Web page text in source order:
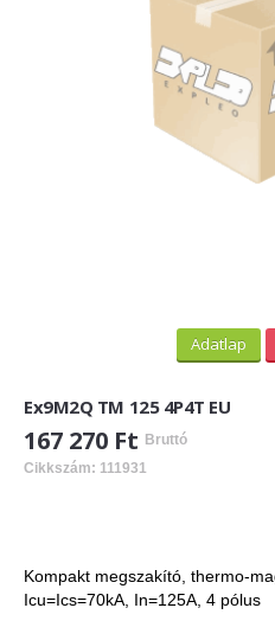
Adatlap
Ex9M2Q TM 125 4P4T EU
167 270 Ft Bruttó
Cikkszám: 111931
Kompakt megszakító, thermo-
Icu=Ics=70kA, In=125A, 4 pólus